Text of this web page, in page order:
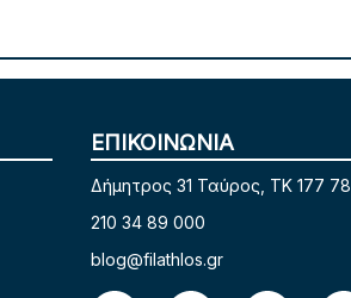
ΕΠΙΚΟΙΝΩΝΙΑ
Δήμητρος 31 Ταύρος, TK 177 78
210 34 89 000
blog@filathlos.gr